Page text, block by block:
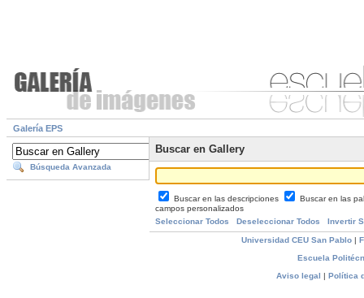
Galería EPS
Búsqueda Avanzada
Buscar en Gallery
Buscar en las descripciones
Buscar en las
campos personalizados
Seleccionar Todos
Deseleccionar Todos Invertir
Universidad CEU San Pablo|
Escuela
Aviso legal | Política